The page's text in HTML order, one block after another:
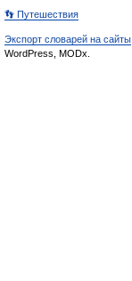
👣 Путешествия
Экспорт словарей на сайты
WordPress, MODx.